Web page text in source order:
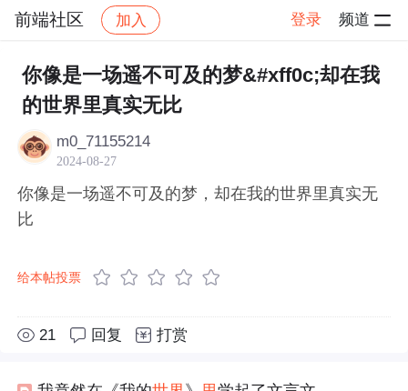
前端社区 加入 登录 频道
社区 前端社区 感慨 帖子详情
你像是一场遥不可及的梦&#xff0c;却在我
的世界里真实无比
m0_71155214
2024-08-27
你像是一场遥不可及的梦，却在我的世界里真实无
比
给本帖投票
21 回复 打赏